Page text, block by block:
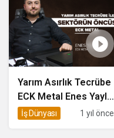
Yarım Asırlık Tecrübe
ECK Metal Enes Yayla
Röportaj
İş Dünyası 1 yıl önce